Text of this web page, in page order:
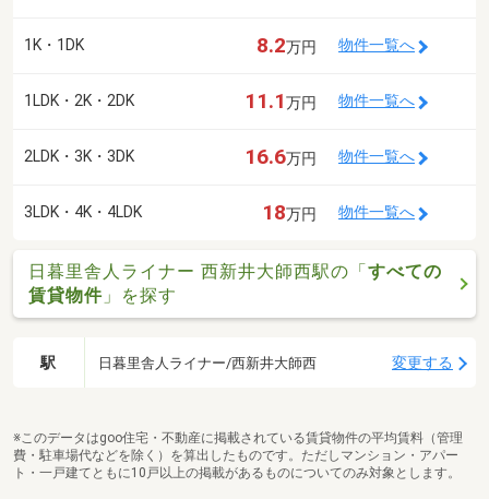
1K・1DK 8.2万円 物件一覧へ
1LDK・2K・2DK 11.1万円 物件一覧へ
2LDK・3K・3DK 16.6万円 物件一覧へ
3LDK・4K・4LDK 18万円 物件一覧へ
日暮里舎人ライナー 西新井大師西駅の「すべての
賃貸物件 」を探す
駅 日暮里舎人ライナー/西新井大師西 変更する
※このデータはgoo住宅・不動産に掲載されている賃貸物件の平均賃料（管理
費・駐車場代などを除く）を算出したものです。ただしマンション・アパー
ト・一戸建てともに10戸以上の掲載があるものについてのみ対象とします。